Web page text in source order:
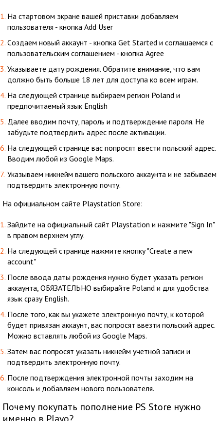
На стартовом экране вашей приставки добавляем
пользователя - кнопка Add User
Cоздаем новый аккаунт - кнопка Get Started и соглашаемся с
пользовательским соглашением - кнопка Agree
Указываете дату рождения. Обратите внимание, что вам
должно быть больше 18 лет для доступа ко всем играм.
На следующей странице выбираем регион Poland и
предпочитаемый язык English
Далее вводим почту, пароль и подтверждение пароля. Не
забудьте подтвердить адрес после активации.
На следующей странице вас попросят ввести польский адрес.
Вводим любой из Google Maps.
Указываем никнейм вашего польского аккаунта и не забываем
подтвердить электронную почту.
На официальном сайте Playstation Store:
Зайдите на официальный сайт Playstation и нажмите "Sign In"
в правом верхнем углу.
На следующей странице нажмите кнопку "Create a new
account"
После ввода даты рождения нужно будет указать регион
аккаунта, ОБЯЗАТЕЛЬНО выбирайте Poland и для удобства
язык сразу English.
После того, как вы укажете электронную почту, к которой
будет привязан аккаунт, вас попросят ввезти польский адрес.
Можно вставлять любой из Google Maps.
Затем вас попросят указать никнейм учетной записи и
подтвердить электронную почту.
После подтверждения электронной почты заходим на
консоль и добавляем нового пользователя.
Почему покупать пополнение PS Store нужно